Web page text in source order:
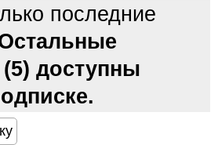
последние
доступны